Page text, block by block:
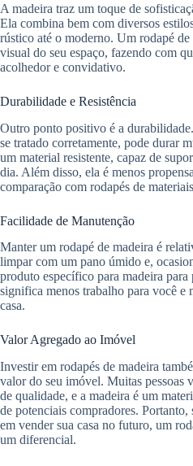
A madeira traz um toque de
Ela combina bem com diversos
rústico até o moderno. Um rodapé
visual do seu espaço, fazendo com
acolhedor e convidativo.
Durabilidade e Resistência
Outro ponto positivo é a
se tratado corretamente, pode durar
um material resistente, capaz de
dia. Além disso, ela é menos
comparação com rodapés de
Facilidade de Manutenção
Manter um rodapé de madeira é
limpar com um pano úmido e,
produto específico para madeira
significa menos trabalho para você e
casa.
Valor Agregado ao Imóvel
Investir em rodapés de madeira
valor do seu imóvel. Muitas pessoas
de qualidade, e a madeira é um
de potenciais compradores. Portanto,
em vender sua casa no futuro, um
um diferencial.